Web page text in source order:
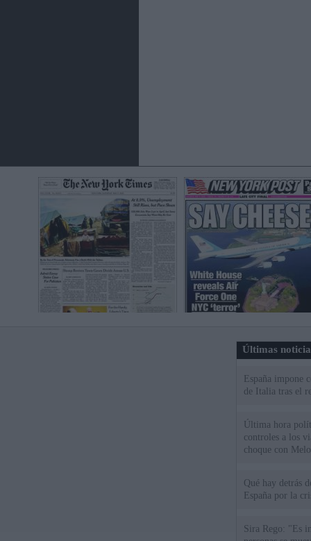
Últimas
España impone
de Italia tras el
Última hora
controles a los
choque con
Qué hay detrás
España por la
Sira Rego: "Es